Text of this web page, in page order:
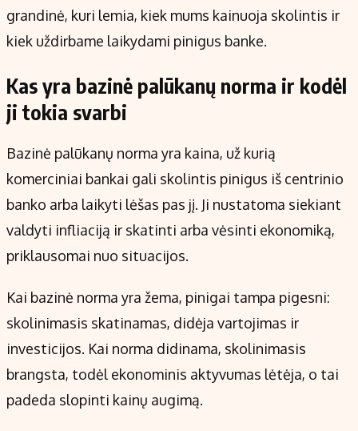
grandinė, kuri lemia, kiek mums kainuoja skolintis ir
kiek uždirbame laikydami pinigus banke.
Kas yra bazinė palūkanų norma ir kodėl
ji tokia svarbi
Bazinė palūkanų norma yra kaina, už kurią
komerciniai bankai gali skolintis pinigus iš centrinio
banko arba laikyti lėšas pas jį. Ji nustatoma siekiant
valdyti infliaciją ir skatinti arba vėsinti ekonomiką,
priklausomai nuo situacijos.
Kai bazinė norma yra žema, pinigai tampa pigesni:
skolinimasis skatinamas, didėja vartojimas ir
investicijos. Kai norma didinama, skolinimasis
brangsta, todėl ekonominis aktyvumas lėtėja, o tai
padeda slopinti kainų augimą.